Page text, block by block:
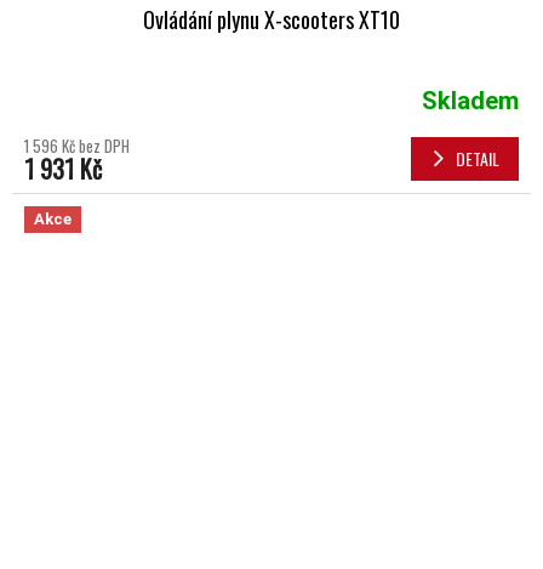
Ovládání plynu X-scooters XT10
Skladem
1 596 Kč bez DPH
1 931 Kč DETAIL
Akce